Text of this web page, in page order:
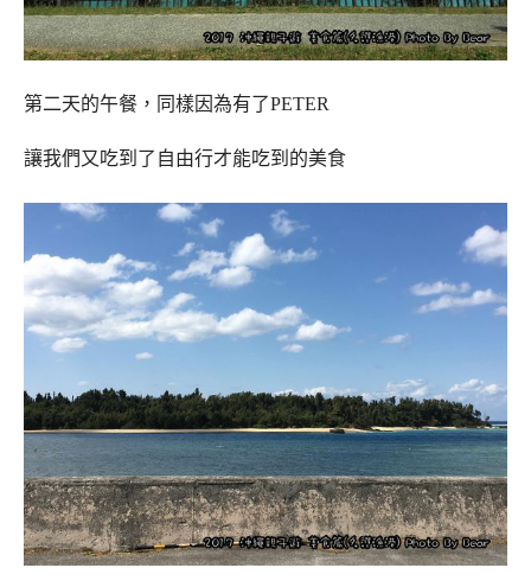
第二天的午餐，同樣因為有了PETER
讓我們又吃到了自由行才能吃到的美食